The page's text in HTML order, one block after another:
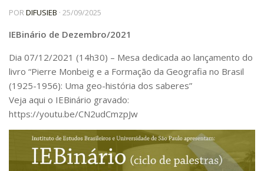
Institucional
60 Anos
Paralelos 22
Pesquisa
Pós-Doutorado
Pesquisador Colaborador
Iniciação Científica
Pré-Iniciação Científica
PORDIFUSIEB · 25/09/2025
IEBinário de Dezembro/2021
Dia 07/12/2021 (14h30) – Mesa dedicada ao lançamento do
livro “Pierre Monbeig e a Formação da Geografia no Brasil
(1925-1956): Uma geo-história dos saberes”
Veja aqui o IEBinário gravado:
https://youtu.be/CN2udCmzpJw